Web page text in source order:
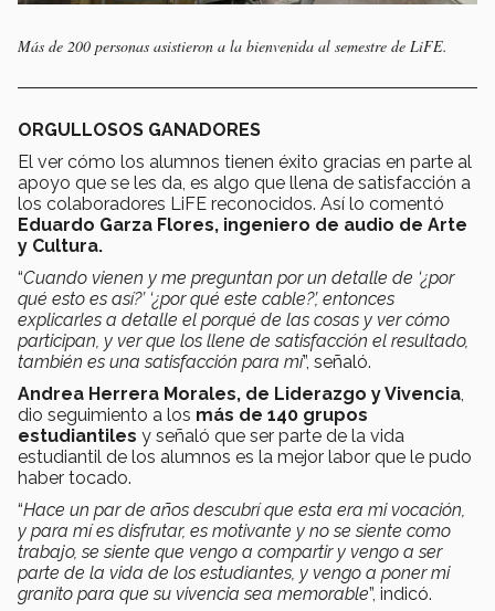
Más de 200 personas asistieron a la bienvenida al semestre de LiFE.
ORGULLOSOS GANADORES
El ver cómo los alumnos tienen éxito gracias en parte al
apoyo que se les da, es algo que llena de satisfacción a
los colaboradores LiFE reconocidos. Así lo comentó
Eduardo Garza Flores, ingeniero de audio de Arte
y Cultura.
“Cuando vienen y me preguntan por un detalle de ‘¿por
qué esto es así?’ ‘¿por qué este cable?’, entonces
explicarles a detalle el porqué de las cosas y ver cómo
participan, y ver que los llene de satisfacción el resultado,
también es una satisfacción para mí”, señaló.
Andrea Herrera Morales, de Liderazgo y Vivencia,
dio seguimiento a los más de 140 grupos
estudiantiles y señaló que ser parte de la vida
estudiantil de los alumnos es la mejor labor que le pudo
haber tocado.
“Hace un par de años descubrí que esta era mi vocación,
y para mí es disfrutar, es motivante y no se siente como
trabajo, se siente que vengo a compartir y vengo a ser
parte de la vida de los estudiantes, y vengo a poner mi
granito para que su vivencia sea memorable”, indicó.